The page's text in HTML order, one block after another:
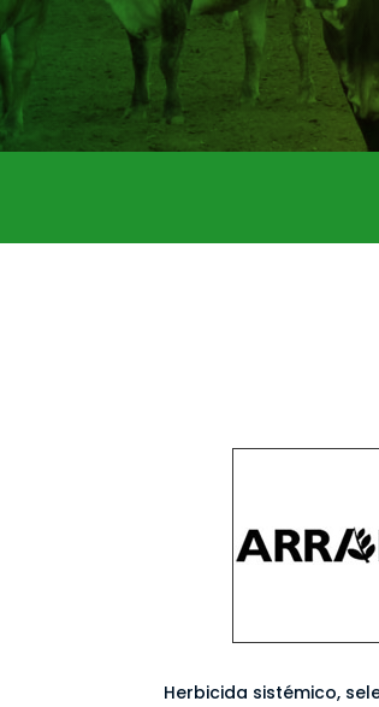
Herbicida sistémico,